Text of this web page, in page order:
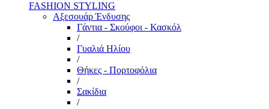
FASHION STYLING
Αξεσουάρ Ένδυσης
Γάντια - Σκούφοι - Κασκόλ
/
Γυαλιά Ηλίου
/
Θήκες - Πορτοφόλια
/
Σακίδια
/